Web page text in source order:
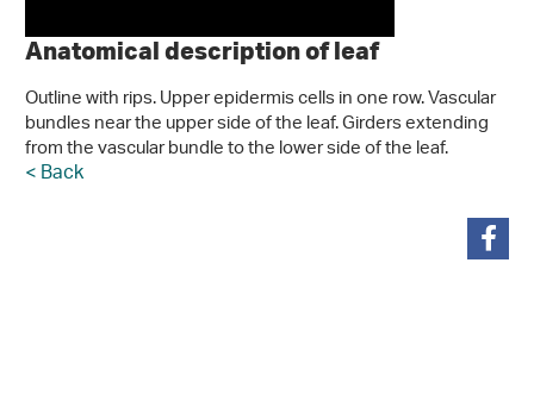
Anatomical description of leaf
Outline with rips. Upper epidermis cells in one row. Vascular
bundles near the upper side of the leaf. Girders extending
from the vascular bundle to the lower side of the leaf.
< Back